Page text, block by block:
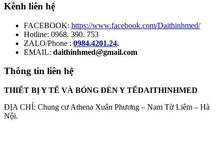
Kênh liên hệ
FACEBOOK: https://www.facebook.com/Daithinhmed/
Hotline: 0968. 390. 753
ZALO/Phone : 0984.4201.24.
EMAIL: daithinhmed@gmail.com
Thông tin liên hệ
THIẾT BỊ Y TẾ VÀ BÓNG ĐÈN Y TẾDAITHINHMED
ĐỊA CHỈ: Chung cư Athena Xuân Phương – Nam Từ Liêm – Hà
Nội.